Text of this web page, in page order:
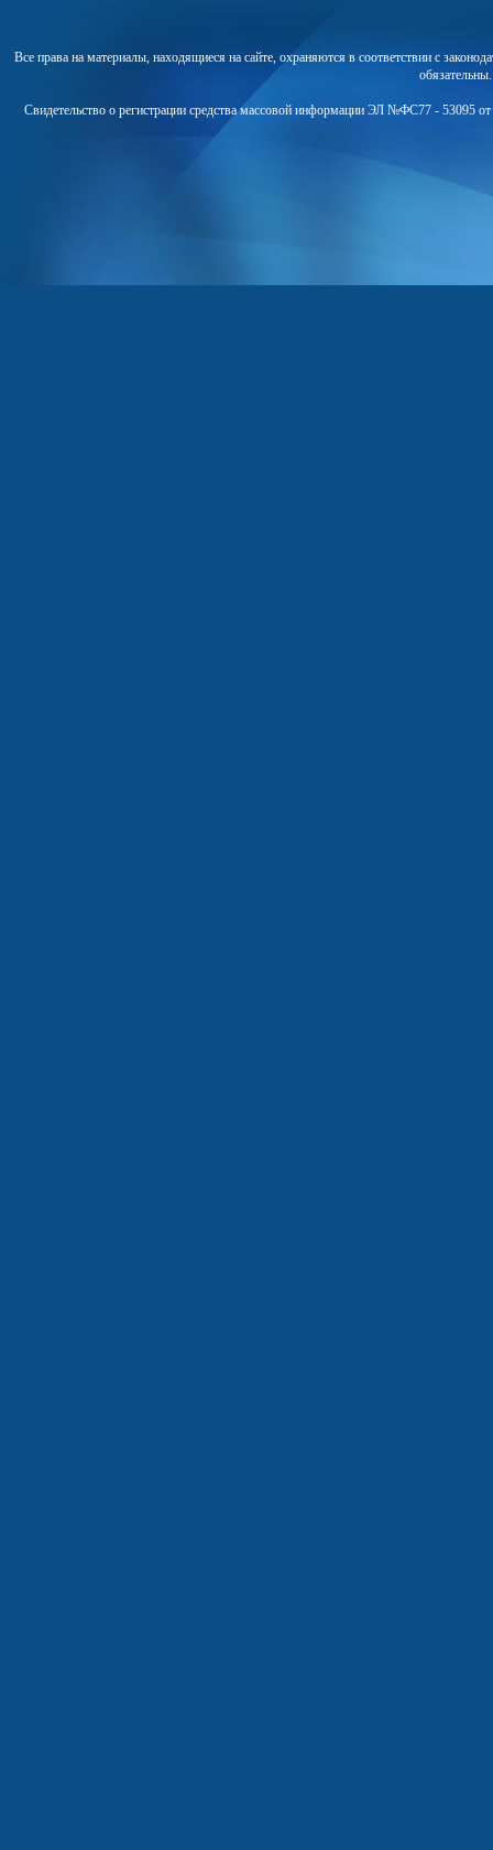
Все права на материалы, находящиеся на сайте, охраняются в соответствии с
Свидетельство о регистрации средства массовой информации ЭЛ №ФС77 - 53095